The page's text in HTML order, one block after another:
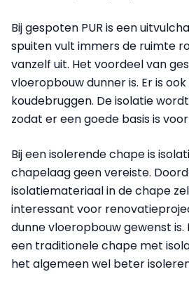
Bij gespoten PUR is een
spuiten vult immers de ruimte
vanzelf uit. Het voordeel van
vloeropbouw dunner is. Er is
koudebruggen. De isolatie
zodat er een goede basis is
Bij een isolerende chape is
chapelaag geen vereiste.
isolatiemateriaal in de chape
interessant voor
dunne vloeropbouw gewenst
een traditionele chape met
het algemeen wel beter